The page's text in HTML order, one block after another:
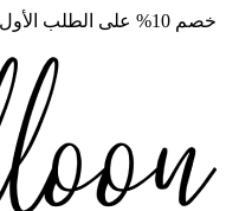
خصم 10% على الطلب الأول. الرمز: